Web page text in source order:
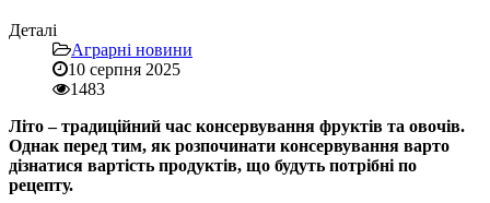
Деталі
Аграрні новини
10 серпня 2025
1483
Літо – традиційний час консервування фруктів та овочів.
Однак перед тим, як розпочинати консервування варто
дізнатися вартість продуктів, що будуть потрібні по
рецепту.